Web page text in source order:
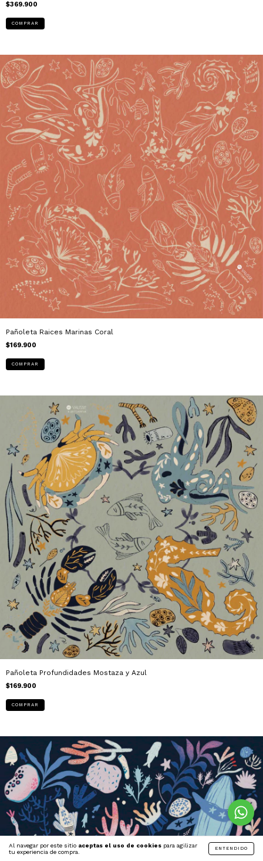
Al navegar por este sitio aceptas el uso de cookies para agilizar
tu experiencia de compra.
ENTENDIDO
$369.900
Pañoleta Raices Marinas Coral
$169.900
Pañoleta Profundidades Mostaza y Azul
$169.900